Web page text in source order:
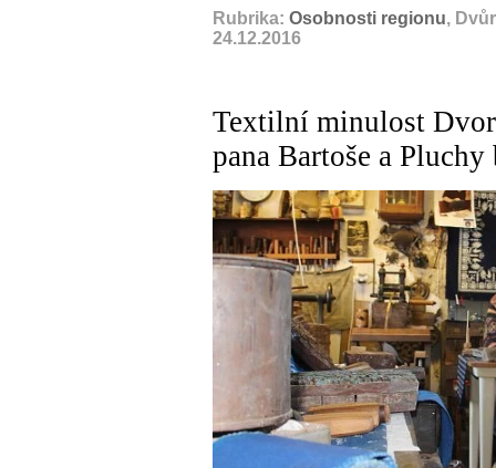
Rubrika: Osobnosti regionu,
24.12.2016
Textilní minulost
pana Bartoše a